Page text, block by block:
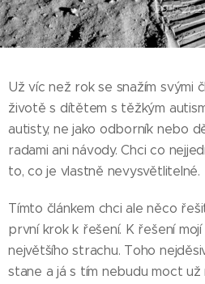
Už víc než rok se snažím svými
životě s dítětem s těžkým
autisty, ne jako odborník nebo
radami ani návody. Chci co
to, co je vlastně nevysvětlitelné.
Tímto článkem chci ale něco
první krok k řešení. K řešení mojí
největšího strachu. Toho
stane a já s tím nebudu moct